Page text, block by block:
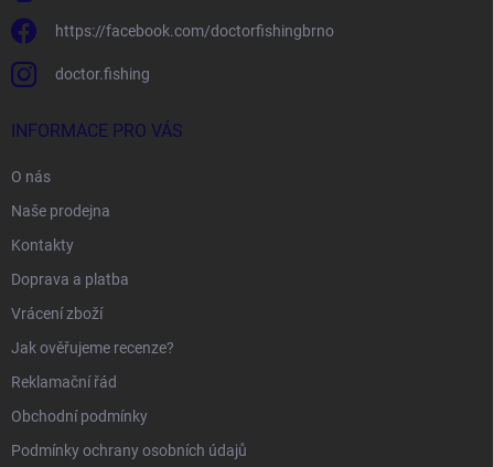
https://facebook.com/doctorfishingbrno
doctor.fishing
INFORMACE PRO VÁS
O nás
Naše prodejna
Kontakty
Doprava a platba
Vrácení zboží
Jak ověřujeme recenze?
Reklamační řád
Obchodní podmínky
Podmínky ochrany osobních údajů